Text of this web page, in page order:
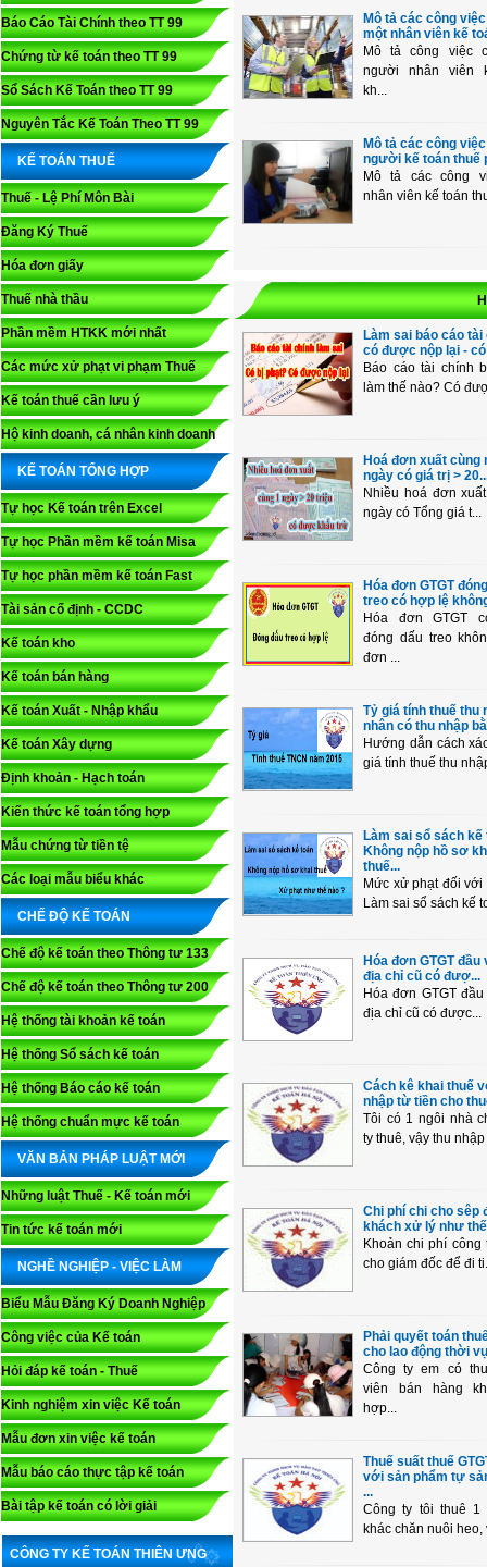
Báo Cáo Tài Chính theo TT 99
Chứng từ kế toán theo TT 99
Sổ Sách Kế Toán theo TT 99
Nguyên Tắc Kế Toán Theo TT 99
KẾ TOÁN THUẾ
Thuế - Lệ Phí Môn Bài
Đăng Ký Thuế
Hóa đơn giấy
Thuế nhà thầu
Phần mềm HTKK mới nhất
Các mức xử phạt vi phạm Thuế
Kế toán thuế cần lưu ý
Hộ kinh doanh, cá nhân kinh doanh
KẾ TOÁN TỔNG HỢP
Tự học Kế toán trên Excel
Tự học Phần mềm kế toán Misa
Tự học phần mềm kế toán Fast
Tài sản cố định - CCDC
Kế toán kho
Kế toán bán hàng
Kế toán Xuất - Nhập khẩu
Kế toán Xây dựng
Định khoản - Hạch toán
Kiến thức kế toán tổng hợp
Mẫu chứng từ tiền tệ
Các loại mẫu biểu khác
CHẾ ĐỘ KẾ TOÁN
Chế độ kế toán theo Thông tư 133
Chế độ kế toán theo Thông tư 200
Hệ thống tài khoản kế toán
Hệ thống Sổ sách kế toán
Hệ thống Báo cáo kế toán
Hệ thống chuẩn mực kế toán
VĂN BẢN PHÁP LUẬT MỚI
Những luật Thuế - Kế toán mới
Tin tức kế toán mới
NGHỀ NGHIỆP - VIỆC LÀM
Biểu Mẫu Đăng Ký Doanh Nghiệp
Công việc của Kế toán
Hỏi đáp kế toán - Thuế
Kinh nghiệm xin việc Kế toán
Mẫu đơn xin việc kế toán
Mẫu báo cáo thực tập kế toán
Bài tập kế toán có lời giải
CÔNG TY KẾ TOÁN THIÊN ƯNG
Mô tả các công
một nhân viên kế
Mô tả công việc
người nhân viên
kh...
Mô tả các công
người kế toán thuế
Mô tả các công
nhân viên kế toán
Làm sai báo cáo tài
có được nộp lại - có
Báo cáo tài chính
làm thế nào? Có
Hoá đơn xuất cùng
ngày có giá trị >
Nhiều hoá đơn
ngày có Tổng giá t...
Hóa đơn GTGT
treo có hợp lệ
Hóa đơn GTGT
đóng dấu treo
đơn ...
Tỷ giá tính thuế thu
nhân có thu nhập
Hướng dẫn cách
giá tính thuế thu
Làm sai sổ sách kế
Không nộp hồ sơ
thuế...
Mức xử phạt đối với
Làm sai sổ sách kế
Hóa đơn GTGT đầu
địa chỉ cũ có đượ...
Hóa đơn GTGT
địa chỉ cũ có được...
Cách kê khai thuế
nhập từ tiền cho
Tôi có 1 ngôi nhà
ty thuê, vậy thu nhập
Chi phí chi cho sêp
khách xử lý như
Khoản chi phí công
cho giám đốc để đi
Phải quyết toán
cho lao động thời vụ
Công ty em có
viên bán hàng
hợp...
Thuế suất thuế
với sản phẩm tự
...
Công ty tôi thuê 1
khác chăn nuôi heo,